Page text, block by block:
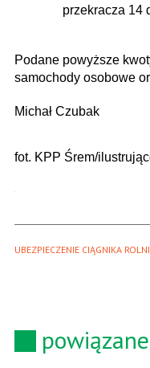
przekracza 14
Podane powyższe
samochody osobowe
Michał Czubak
fot. KPP Śrem/
UBEZPIECZENIE CIĄGNIKA